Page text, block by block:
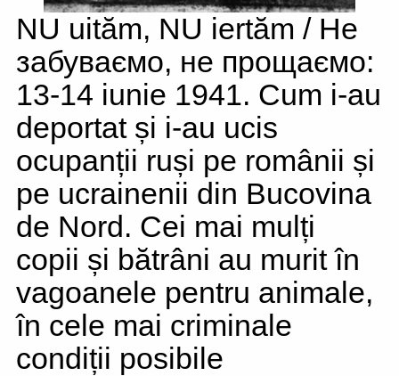
NU uităm, NU iertăm / Не
забуваємо, не прощаємо:
13-14 iunie 1941. Cum i-au
deportat și i-au ucis
ocupanții ruși pe românii și
pe ucrainenii din Bucovina
de Nord. Cei mai mulți
copii și bătrâni au murit în
vagoanele pentru animale,
în cele mai criminale
condiții posibile